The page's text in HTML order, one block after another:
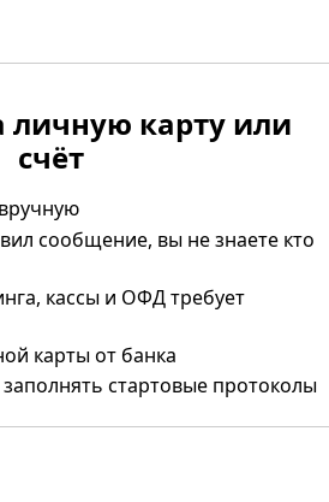
личную карту или
счёт
сообщение, вы не знаете кто
кассы и ОФД требует
карты от банка
стартовые протоколы